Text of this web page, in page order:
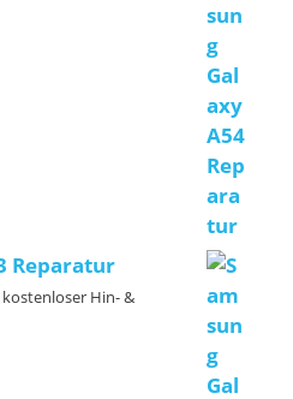
Reparatur
kostenloser Hin- &